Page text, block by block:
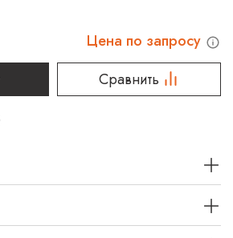
Цена по запросу
Сравнить